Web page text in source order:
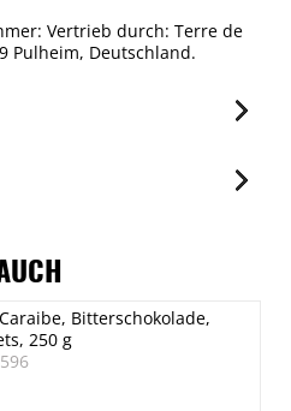
Vertrieb durch: Terre de
Pulheim, Deutschland.
Bitterschokolade,
250 g